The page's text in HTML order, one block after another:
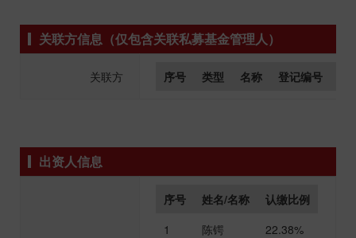
关联方信息（仅包含关联私募基金管理人）
关联方 序号 类型 名称 登记编号
出资人信息
序号 姓名/名称
认缴比例
1
陈锷
22.38%